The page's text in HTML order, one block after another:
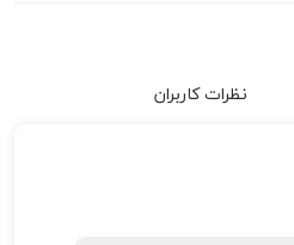
نظرات کاربران